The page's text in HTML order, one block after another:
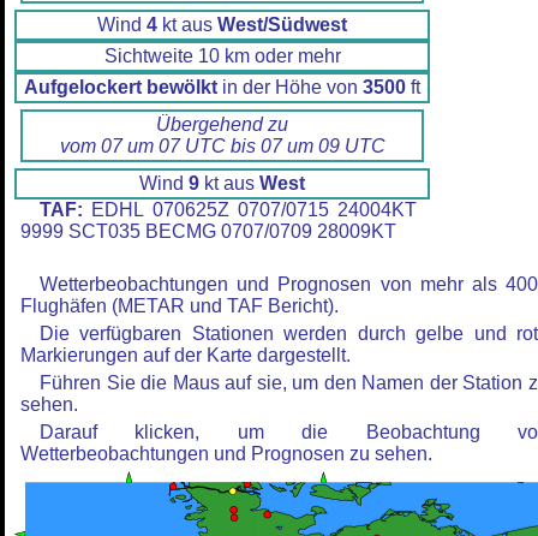
Wind 4 kt aus West/Südwest
Sichtweite 10 km oder mehr
Aufgelockert bewölkt in der Höhe von 3500 ft
Übergehend zu
vom 07 um 07 UTC bis 07 um 09 UTC
Wind 9 kt aus West
TAF: EDHL 070625Z 0707/0715 24004KT
9999 SCT035 BECMG 0707/0709 28009KT
Wetterbeobachtungen und Prognosen von mehr als
Flughäfen (METAR und TAF Bericht).
Die verfügbaren Stationen werden durch gelbe und
Markierungen auf der Karte dargestellt.
Führen Sie die Maus auf sie, um den Namen der Station
sehen.
Darauf klicken, um die Beobachtung
Wetterbeobachtungen und Prognosen zu sehen.